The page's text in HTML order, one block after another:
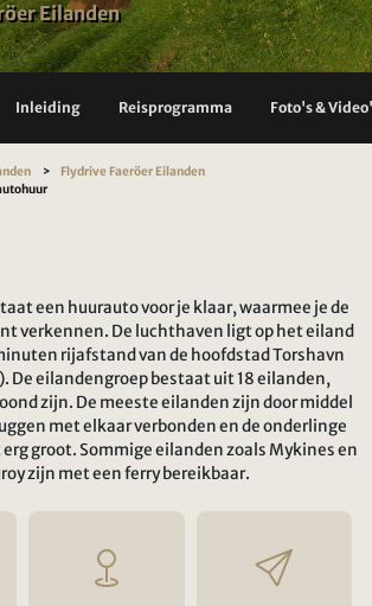
Eilanden
Inleiding Reisprogramma Foto's &
Flydrive Faeröer Eilanden
een huurauto voor je klaar, waarmee je de
verkennen. De luchthaven ligt op het eiland
rijafstand van de hoofdstad Torshavn
De eilandengroep bestaat uit 18 eilanden,
zijn. De meeste eilanden zijn door middel
met elkaar verbonden en de onderlinge
groot. Sommige eilanden zoals Mykines en
zijn met een ferry bereikbaar.